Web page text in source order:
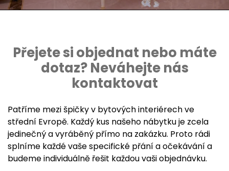
Přejete si objednat nebo máte
dotaz? Neváhejte nás
kontaktovat
Patříme mezi špičky v bytových interiérech ve
střední Evropě. Každý kus našeho nábytku je zcela
jedinečný a vyráběný přímo na zakázku. Proto rádi
splníme každé vaše specifické přání a očekávání a
budeme individuálně řešit každou vaši objednávku.